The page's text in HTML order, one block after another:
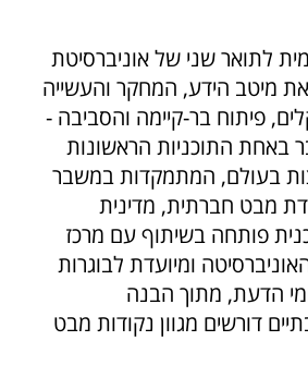
לתואר שני של אוניברסיטת
מיטב הידע, המחקר והעשייה
פיתוח בר-קיימה והסביבה -
באחת התוכניות הראשונות
בעולם, המתמקדות במשבר
מבט חברתית, מדינית
פותחה בשיתוף עם מרכז
ומיועדת לבוגרות
הדעת, מתוך הבנה
דורשים מגוון נקודות מבט